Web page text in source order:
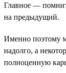
Главное —
на предыдущий.
Именно поэтому
надолго, а
полноценную